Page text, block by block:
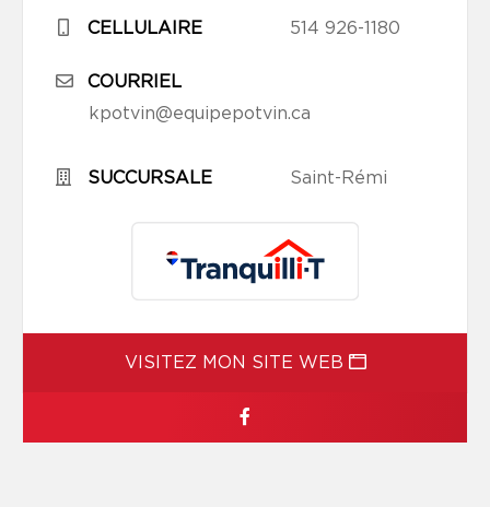
CELLULAIRE 514 926-1180
COURRIEL
kpotvin@equipepotvin.ca
SUCCURSALE Saint-Rémi
VISITEZ MON SITE WEB